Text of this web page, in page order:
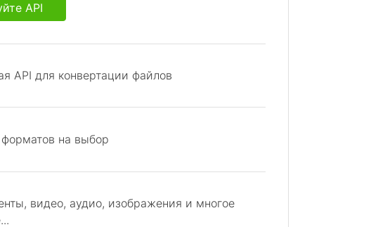
API
API для конвертации файлов
на выбор
видео, аудио, изображения и многое